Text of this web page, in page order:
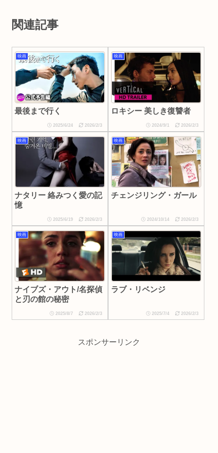
関連記事
映画
最後まで行く
2025/6/24 2026/2/3
映画
ロキシー 美しき復讐者
2024/9/1 2026/2/3
映画
ナタリー 絡みつく愛の記
憶
2025/6/19 2026/2/3
映画
チェンジリング・ガール
2024/10/14 2026/2/3
映画
ナイブズ・アウト/名探偵
と刃の館の秘密
2025/8/7 2026/2/3
映画
ラブ・リベンジ
2025/7/4 2026/2/3
スポンサーリンク